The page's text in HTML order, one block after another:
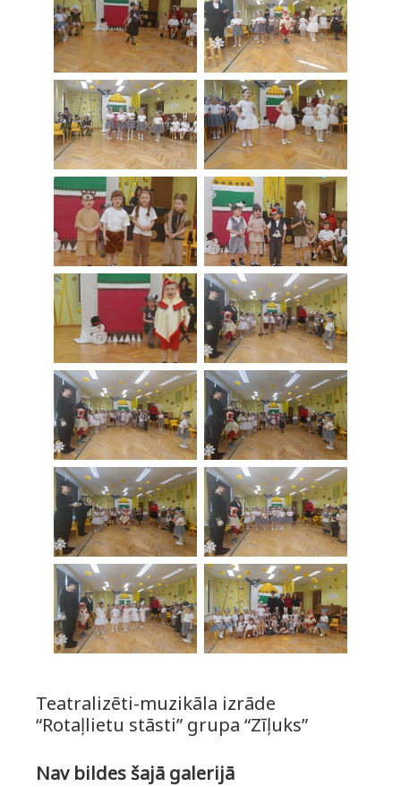
Teatralizēti-muzikāla izrāde
“Rotaļlietu stāsti” grupa “Zīļuks”
Nav bildes šajā galerijā